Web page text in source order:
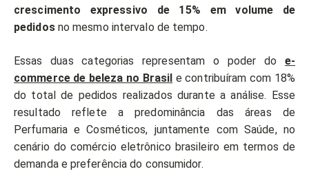
crescimento expressivo de 15% em volume de
pedidosno mesmo intervalo de tempo.
Essas duas categorias representam o poder do e-
commerce de beleza no Brasil e contribuíram com 18%
do total de pedidos realizados durante a análise. Esse
resultado reflete a predominância das áreas de
Perfumaria e Cosméticos, juntamente com Saúde, no
cenário do comércio eletrônico brasileiro em termos de
demanda e preferência do consumidor.